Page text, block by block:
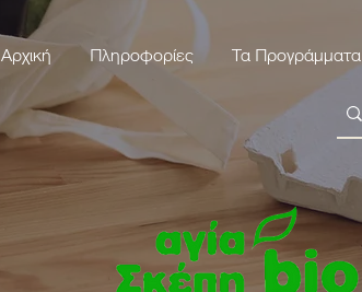
Αρχική Πληροφορίες Τα Προγράμματα